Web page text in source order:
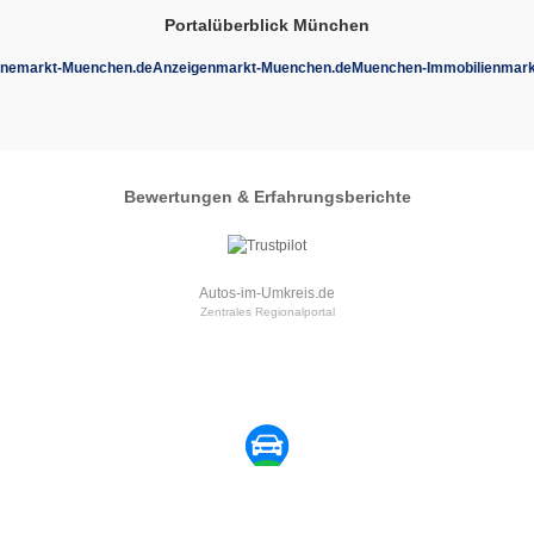
Portalüberblick München
Muenchen.deAnzeigenmarkt-Muenchen.deMuenchen-
Bewertungen & Erfahrungsberichte
Autos-im-Umkreis.de
Zentrales Regionalportal